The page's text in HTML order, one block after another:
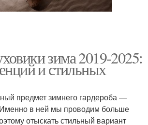
зима 2019-2025:
и стильных
предмет зимнего гардероба —
в ней мы проводим больше
отыскать стильный вариант